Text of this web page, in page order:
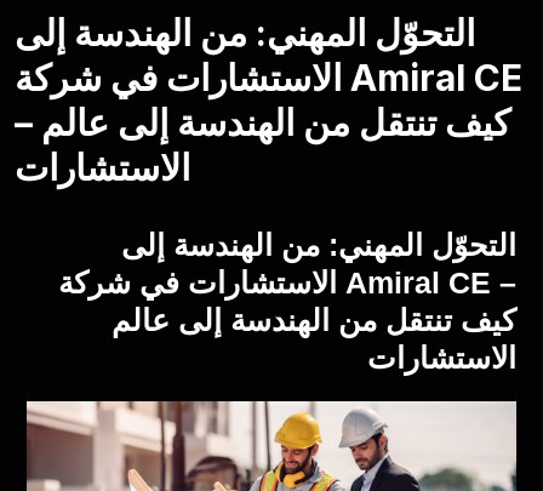
التحوّل المهني: من الهندسة إلى
الاستشارات في شركة Amiral CE
– كيف تنتقل من الهندسة إلى عالم
الاستشارات
التحوّل المهني: من الهندسة إلى
الاستشارات في شركة Amiral CE –
كيف تنتقل من الهندسة إلى عالم
الاستشارات